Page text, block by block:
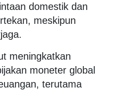
domestik dan
meskipun
meningkatkan
moneter global
terutama